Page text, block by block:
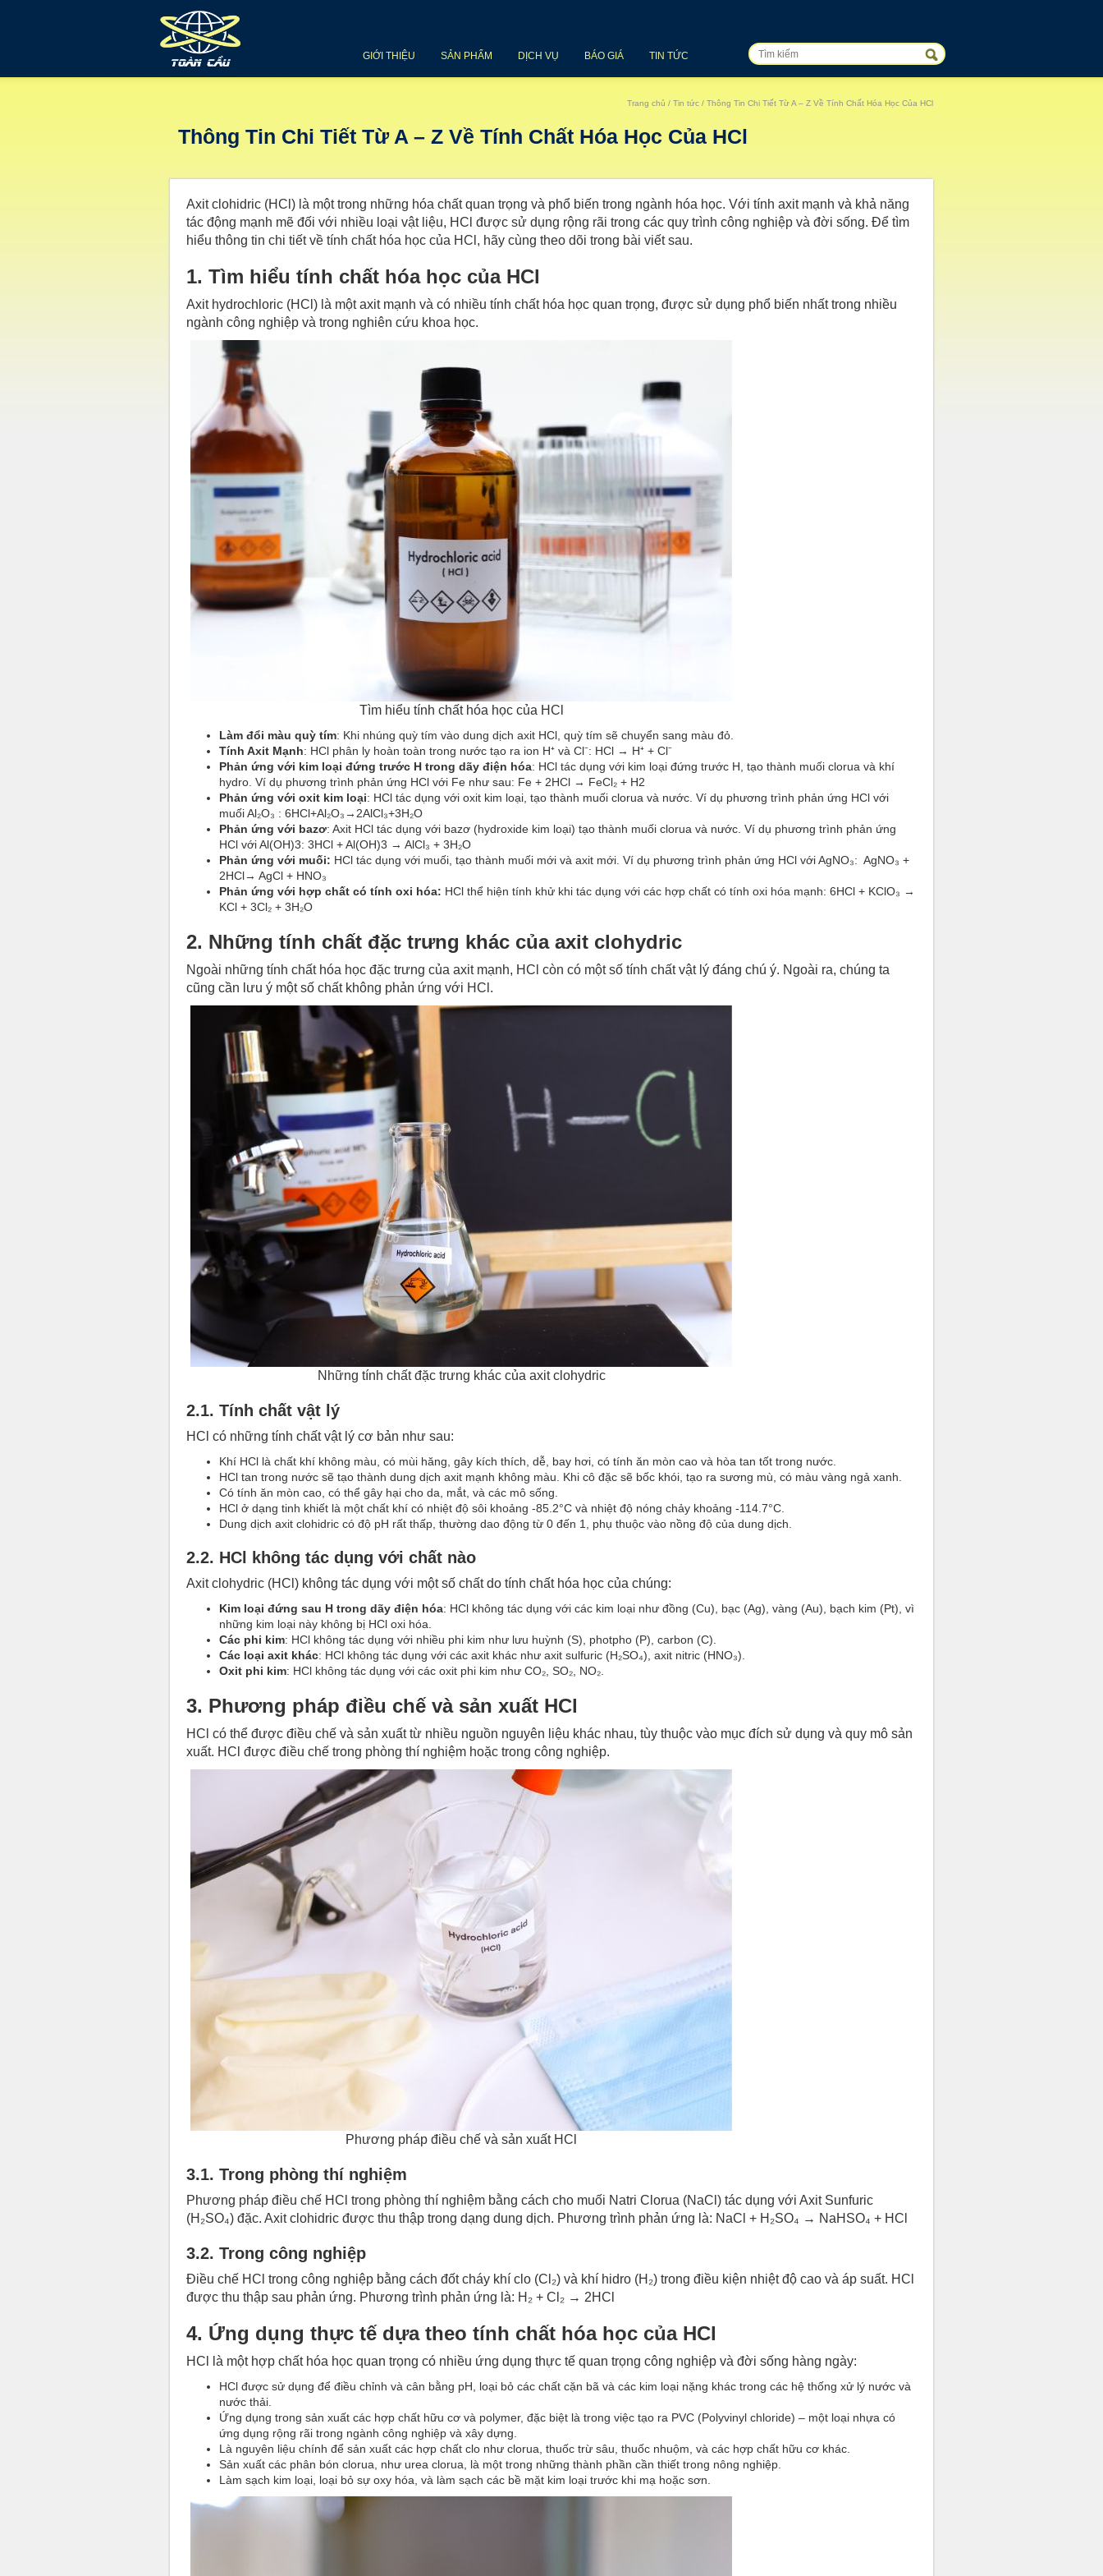
GIỚI THIỆU SẢN PHẨM DỊCH VỤ BÁO GIÁ TIN TỨC
Trang chủ / Tin tức / Thông Tin Chi Tiết Từ A – Z Về Tính Chất Hóa Học Của HCl
Thông Tin Chi Tiết Từ A – Z Về Tính Chất Hóa Học Của HCl
Axit clohidric (HCl) là một trong những hóa chất quan trọng và phổ biến trong ngành hóa học. Với tính axit mạnh và khả năng
tác động mạnh mẽ đối với nhiều loại vật liệu, HCl được sử dụng rộng rãi trong các quy trình công nghiệp và đời sống. Để tìm
hiểu thông tin chi tiết về tính chất hóa học của HCl, hãy cùng theo dõi trong bài viết sau.
1. Tìm hiểu tính chất hóa học của HCl
Axit hydrochloric (HCl) là một axit mạnh và có nhiều tính chất hóa học quan trọng, được sử dụng phổ biến nhất trong nhiều
ngành công nghiệp và trong nghiên cứu khoa học.
Tìm hiểu tính chất hóa học của HCl
Làm đổi màu quỳ tím: Khi nhúng quỳ tím vào dung dịch axit HCl, quỳ tím sẽ chuyển sang màu đỏ.
Tính Axit Mạnh: HCl phân ly hoàn toàn trong nước tạo ra ion H⁺ và Cl⁻: HCl → H⁺ + Cl⁻
Phản ứng với kim loại đứng trước H trong dãy điện hóa: HCl tác dụng với kim loại đứng trước H, tạo thành muối clorua và khí
hydro. Ví dụ phương trình phản ứng HCl với Fe như sau: Fe + 2HCl → FeCl₂ + H2
Phản ứng với oxit kim loại: HCl tác dụng với oxit kim loại, tạo thành muối clorua và nước. Ví dụ phương trình phản ứng HCl với
muốiAl₂O₃ ​ : 6HCl+Al₂O₃​→2AlCl₃+3H₂O
Phản ứng với bazơ: Axit HCl tác dụng với bazơ (hydroxide kim loại) tạo thành muối clorua và nước. Ví dụ phương trình phản ứng
HCl với Al(OH)3​: 3HCl + Al(OH)3 ​ → AlCl₃ ​+ 3H₂O
Phản ứng với muối: HCl tác dụng với muối, tạo thành muối mới và axit mới. Ví dụ phương trình phản ứng HCl với AgNO₃: AgNO₃ +
2HCl→ AgCl + HNO₃
Phản ứng với hợp chất có tính oxi hóa: HCl thể hiện tính khử khi tác dụng với các hợp chất có tính oxi hóa mạnh: 6HCl + KClO₃ →
KCl + 3Cl₂ + 3H₂O
2. Những tính chất đặc trưng khác của axit clohydric
Ngoài những tính chất hóa học đặc trưng của axit mạnh, HCl còn có một số tính chất vật lý đáng chú ý. Ngoài ra, chúng ta
cũng cần lưu ý một số chất không phản ứng với HCl.
Những tính chất đặc trưng khác của axit clohydric
2.1. Tính chất vật lý
HCl có những tính chất vật lý cơ bản như sau:
Khí HCl là chất khí không màu, có mùi hăng, gây kích thích, dễ, bay hơi, có tính ăn mòn cao và hòa tan tốt trong nước.
HCl tan trong nước sẽ tạo thành dung dịch axit mạnh không màu. Khi cô đặc sẽ bốc khói, tạo ra sương mù, có màu vàng ngả xanh.
Có tính ăn mòn cao, có thể gây hại cho da, mắt, và các mô sống.
HCl ở dạng tinh khiết là một chất khí có nhiệt độ sôi khoảng -85.2°C và nhiệt độ nóng chảy khoảng -114.7°C.
Dung dịch axit clohidric có độ pH rất thấp, thường dao động từ 0 đến 1, phụ thuộc vào nồng độ của dung dịch.
2.2. HCl không tác dụng với chất nào
Axit clohydric (HCl) không tác dụng với một số chất do tính chất hóa học của chúng:
Kim loại đứng sau H trong dãy điện hóa: HCl không tác dụng với các kim loại như đồng (Cu), bạc (Ag), vàng (Au), bạch kim (Pt), vì
những kim loại này không bị HCl oxi hóa.
Các phi kim: HCl không tác dụng với nhiều phi kim như lưu huỳnh (S), photpho (P), carbon (C).
Các loại axit khác: HCl không tác dụng với các axit khác như axit sulfuric (H₂SO₄), axit nitric (HNO₃).
Oxit phi kim: HCl không tác dụng với các oxit phi kim như CO₂, SO₂, NO₂.
3. Phương pháp điều chế và sản xuất HCl
HCl có thể được điều chế và sản xuất từ nhiều nguồn nguyên liệu khác nhau, tùy thuộc vào mục đích sử dụng và quy mô sản
xuất. HCl được điều chế trong phòng thí nghiệm hoặc trong công nghiệp.
Phương pháp điều chế và sản xuất HCl
3.1. Trong phòng thí nghiệm
Phương pháp điều chế HCl trong phòng thí nghiệm bằng cách cho muối Natri Clorua (NaCl) tác dụng với Axit Sunfuric
(H₂SO₄) đặc. Axit clohidric được thu thập trong dạng dung dịch. Phương trình phản ứng là: NaCl + H₂SO₄ → NaHSO₄ + HCl
3.2. Trong công nghiệp
Điều chế HCl trong công nghiệp bằng cách đốt cháy khí clo (Cl₂) và khí hidro (H₂) trong điều kiện nhiệt độ cao và áp suất. HCl
được thu thập sau phản ứng. Phương trình phản ứng là: H​ ₂ + Cl₂ ​ → 2HCl
4. Ứng dụng thực tế dựa theo tính chất hóa học của HCl
HCl là một hợp chất hóa học quan trọng có nhiều ứng dụng thực tế quan trọng công nghiệp và đời sống hàng ngày:
HCl được sử dụng để điều chỉnh và cân bằng pH, loại bỏ các chất cặn bã và các kim loại nặng khác trong các hệ thống xử lý nước và
nước thải.
Ứng dụng trong sản xuất các hợp chất hữu cơ và polymer, đặc biệt là trong việc tạo ra PVC (Polyvinyl chloride) – một loại nhựa có
ứng dụng rộng rãi trong ngành công nghiệp và xây dựng.
Là nguyên liệu chính để sản xuất các hợp chất clo như clorua, thuốc trừ sâu, thuốc nhuộm, và các hợp chất hữu cơ khác.
Sản xuất các phân bón clorua, như urea clorua, là một trong những thành phần cần thiết trong nông nghiệp.
Làm sạch kim loại, loại bỏ sự oxy hóa, và làm sạch các bề mặt kim loại trước khi mạ hoặc sơn.